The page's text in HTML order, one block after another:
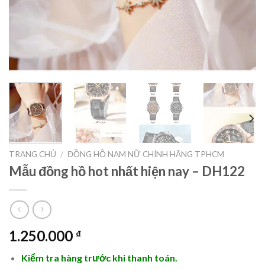
TRANG CHỦ / ĐỒNG HỒ NAM NỮ CHÍNH HÃNG TPHCM
Mẫu đồng hồ hot nhất hiện nay – DH122
1.250.000 ₫
Kiểm tra hàng trước khi thanh toán.